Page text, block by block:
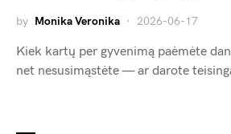
by Monika Veronika 2026-06-17
Kiek kartų per gyvenimą paėmėte
net nesusimąstėte — ar darote